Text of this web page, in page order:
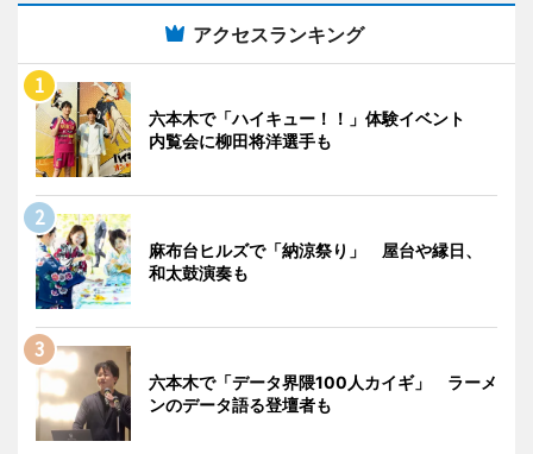
アクセスランキング
六本木で「ハイキュー！！」体験イベント
内覧会に柳田将洋選手も
麻布台ヒルズで「納涼祭り」 屋台や縁日、
和太鼓演奏も
六本木で「データ界隈100人カイギ」 ラーメ
ンのデータ語る登壇者も